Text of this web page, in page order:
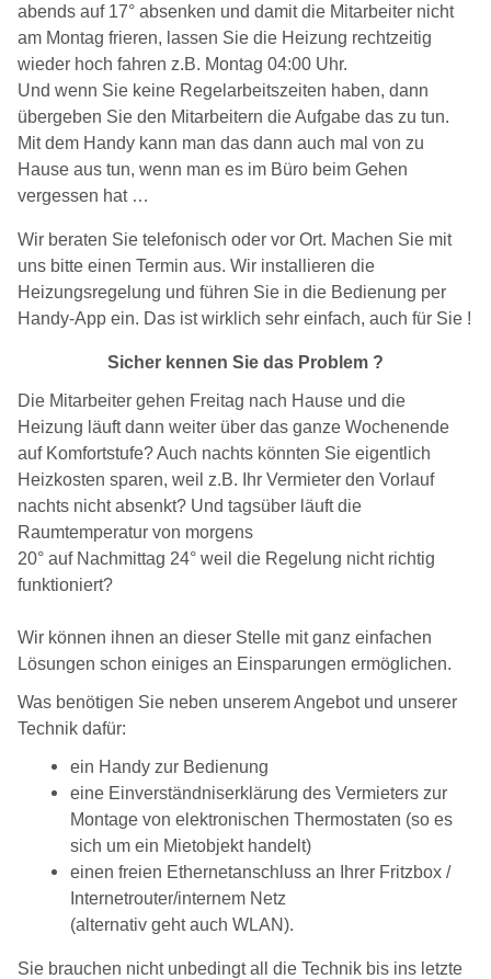
abends auf 17° absenken und damit die Mitarbeiter nicht
am Montag frieren, lassen Sie die Heizung rechtzeitig
wieder hoch fahren z.B. Montag 04:00 Uhr.
Und wenn Sie keine Regelarbeitszeiten haben, dann
übergeben Sie den Mitarbeitern die Aufgabe das zu tun.
Mit dem Handy kann man das dann auch mal von zu
Hause aus tun, wenn man es im Büro beim Gehen
vergessen hat …
Wir beraten Sie telefonisch oder vor Ort. Machen Sie mit
uns bitte einen Termin aus. Wir installieren die
Heizungsregelung und führen Sie in die Bedienung per
Handy-App ein. Das ist wirklich sehr einfach, auch für Sie !
Sicher kennen Sie das Problem ?
Die Mitarbeiter gehen Freitag nach Hause und die
Heizung läuft dann weiter über das ganze Wochenende
auf Komfortstufe? Auch nachts könnten Sie eigentlich
Heizkosten sparen, weil z.B. Ihr Vermieter den Vorlauf
nachts nicht absenkt? Und tagsüber läuft die
Raumtemperatur von morgens
20° auf Nachmittag 24° weil die Regelung nicht richtig
funktioniert?
Wir können ihnen an dieser Stelle mit ganz einfachen
Lösungen schon einiges an Einsparungen ermöglichen.
Was benötigen Sie neben unserem Angebot und unserer
Technik dafür:
ein Handy zur Bedienung
eine Einverständniserklärung des Vermieters zur
Montage von elektronischen Thermostaten (so es
sich um ein Mietobjekt handelt)
einen freien Ethernetanschluss an Ihrer Fritzbox /
Internetrouter/internem Netz
(alternativ geht auch WLAN).
Sie brauchen nicht unbedingt all die Technik bis ins letzte